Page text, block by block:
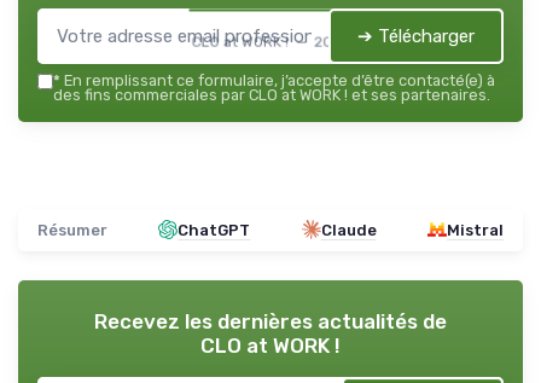
CLO at WORK ! — 2026 ➔ Télécharger
* En remplissant ce formulaire, j’accepte d’être contacté(e) à
des fins commerciales par CLO at WORK ! et ses partenaires.
Résumer ChatGPT Claude Mistral
Recevez les dernières actualités de
CLO at WORK !